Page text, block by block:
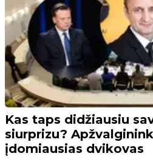
Kas taps didžiausiu
siurprizu?
įdomiausias dvikovas